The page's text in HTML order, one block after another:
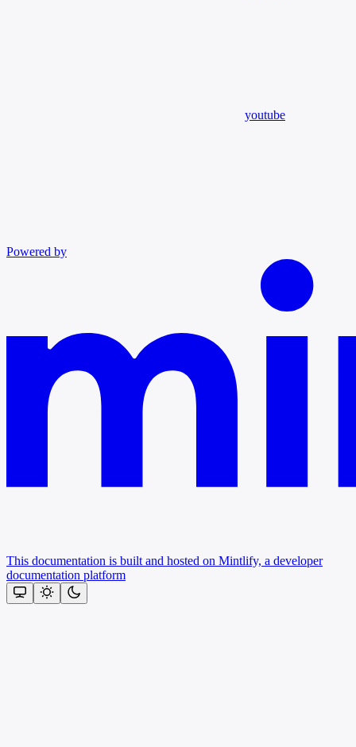
youtube
Powered by
This documentation is built and hosted on Mintlify, a developer
documentation platform